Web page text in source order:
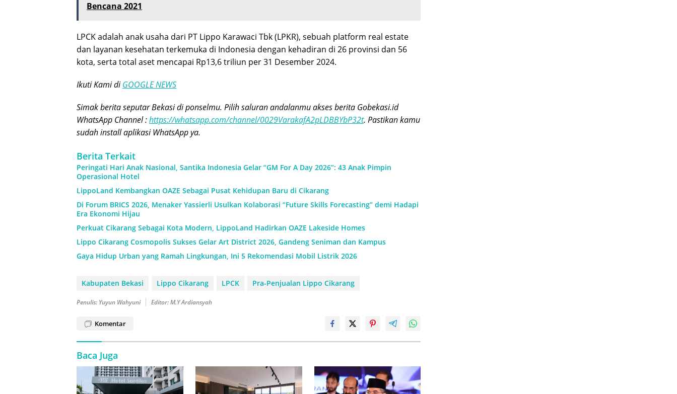
Bencana 2021
LPCK adalah anak usaha dari PT Lippo Karawaci Tbk (LPKR), sebuah platform real estate
dan layanan kesehatan terkemuka di Indonesia dengan kehadiran di 26 provinsi dan 56
kota, serta total aset mencapai Rp13,6 triliun per 31 Desember 2024.
Ikuti Kami diGOOGLE NEWS
Simak berita seputar Bekasi di ponselmu. Pilih saluran andalanmu akses berita Gobekasi.id
WhatsApp Channel :https://whatsapp.com/channel/0029VarakafA2pLDBBYbP32t. Pastikan kamu
sudah install aplikasi WhatsApp ya.
Berita Terkait
Peringati Hari Anak Nasional, Santika Indonesia Gelar “GM For A Day 2026”: 43 Anak Pimpin
Operasional Hotel
LippoLand Kembangkan OAZE Sebagai Pusat Kehidupan Baru di Cikarang
Di Forum BRICS 2026, Menaker Yassierli Usulkan Kolaborasi “Future Skills Forecasting” demi Hadapi
Era Ekonomi Hijau
Perkuat Cikarang Sebagai Kota Modern, LippoLand Hadirkan OAZE Lakeside Homes
Lippo Cikarang Cosmopolis Sukses Gelar Art District 2026, Gandeng Seniman dan Kampus
Gaya Hidup Urban yang Ramah Lingkungan, Ini 5 Rekomendasi Mobil Listrik 2026
Kabupaten Bekasi Lippo Cikarang LPCK Pra-Penjualan Lippo Cikarang
Penulis: Yuyun Wahyuni Editor: M.Y Ardiansyah
Komentar
Baca Juga